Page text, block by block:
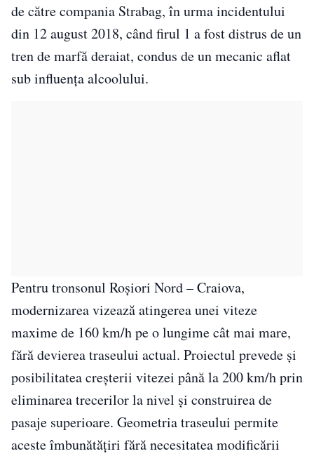
de către compania Strabag, în urma incidentului
din 12 august 2018, când firul 1 a fost distrus de un
tren de marfă deraiat, condus de un mecanic aflat
sub influența alcoolului.
Pentru tronsonul Roșiori Nord – Craiova,
modernizarea vizează atingerea unei viteze
maxime de 160 km/h pe o lungime cât mai mare,
fără devierea traseului actual. Proiectul prevede și
posibilitatea creșterii vitezei până la 200 km/h prin
eliminarea trecerilor la nivel și construirea de
pasaje superioare. Geometria traseului permite
aceste îmbunătățiri fără necesitatea modificării